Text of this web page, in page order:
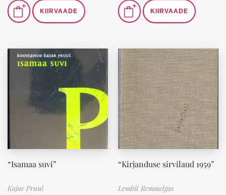
KIIRVAADE KIIRVAADE
“Isamaa suvi”
Kajar Pruul
“Kirjanduse sirvilaud 1959”
Lembit Remmelgas